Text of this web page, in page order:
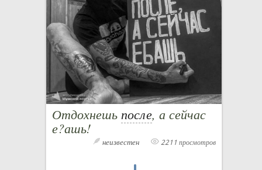
Отдохнешь после, а сейчас
е?ашь!
неизвестен 2211 просмотров